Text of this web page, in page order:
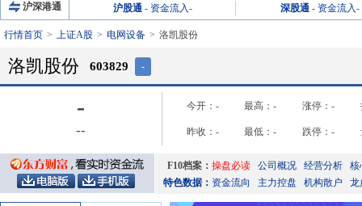
沪深港通 沪股通 - 资金流入- 深股通 - 资金流入-
行情首页 上证A股 电网设备 洛凯股份
洛凯股份 603829 -
-
--
今开： - 最高： - 涨停： -
昨收： - 最低： - 跌停： -
F10档案： 操盘必读 公司概况 经营分析
核
特色数据： 资金流向 主力控盘 机构散户 龙